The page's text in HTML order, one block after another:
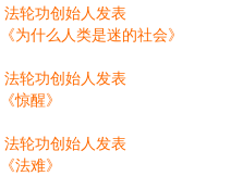
法轮功创始人发表
《为什么人类是迷的社会》
法轮功创始人发表
《惊醒》
法轮功创始人发表
《法难》